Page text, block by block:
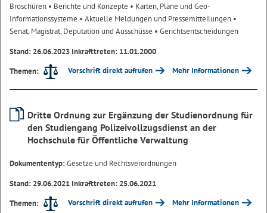
Broschüren • Berichte und Konzepte • Karten, Pläne und Geo-
Informationssysteme • Aktuelle Meldungen und Pressemitteilungen •
Senat, Magistrat, Deputation und Ausschüsse • Gerichtsentscheidungen
Stand: 26.06.2023 Inkrafttreten: 11.01.2000
Themen:
Vorschrift direkt aufrufen Mehr Informationen
Dritte Ordnung zur Ergänzung der Studienordnung für
den Studiengang Polizeivollzugsdienst an der
Hochschule für Öffentliche Verwaltung
Dokumententyp:Gesetze und Rechtsverordnungen
Stand: 29.06.2021 Inkrafttreten: 25.06.2021
Themen:
Vorschrift direkt aufrufen Mehr Informationen